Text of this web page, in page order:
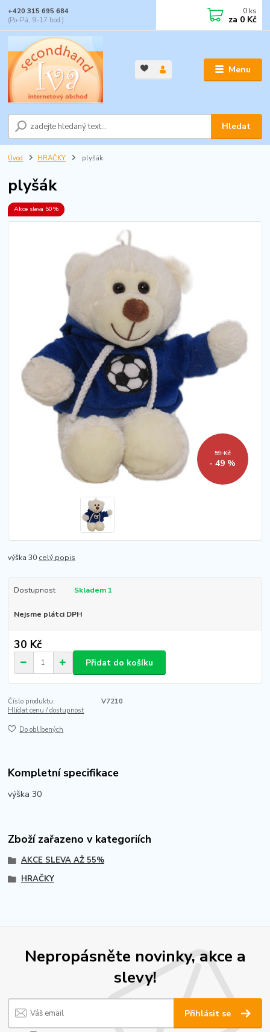
Menu
Hledat
+420 315 695 684
(Po-Pá, 9-17 hod.)
0 ks
za 0 Kč
Úvod HRAČKY plyšák
plyšák
Akce sleva 50%
59 Kč
- 49 %
výška 30 celý popis
Dostupnost Skladem 1
Nejsme plátci DPH
30 Kč
Přidat do košíku
Číslo produktu:
V7210
Hlídat cenu / dostupnost
Do oblíbených
Kompletní specifikace
výška 30
Zboží zařazeno v kategoriích
AKCE SLEVA AŽ 55%
HRAČKY
Nepropásněte novinky, akce a
slevy!
Přihlásit se